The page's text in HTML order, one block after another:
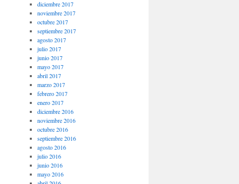
diciembre 2017
noviembre 2017
octubre 2017
septiembre 2017
agosto 2017
julio 2017
junio 2017
mayo 2017
abril 2017
marzo 2017
febrero 2017
enero 2017
diciembre 2016
noviembre 2016
octubre 2016
septiembre 2016
agosto 2016
julio 2016
junio 2016
mayo 2016